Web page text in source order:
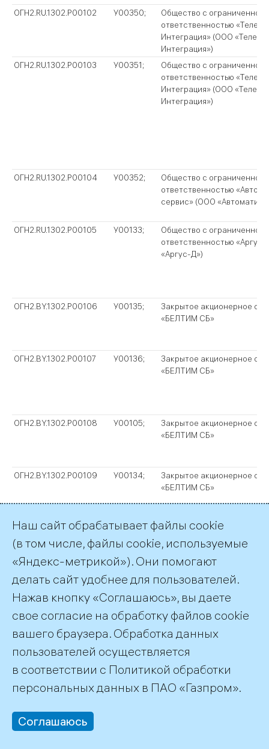
ОГН2.RU.1302.P00102 У00350;
Общество с ограниченной
ответственностью
Интеграция» (ООО
Интеграция»)
ОГН2.RU.1302.P00103
У00351;
Общество с ограниченной
ответственностью
Интеграция» (ООО
Интеграция»)
ОГН2.RU.1302.P00104 У00352;
Общество с ограниченной
ответственностью
сервис» (ООО
ОГН2.RU.1302.P00105 У00133;
Общество с ограниченной
ответственностью
«Аргус-Д»)
ОГН2.BY.1302.P00106 У00135;
Закрытое акционерное
«БЕЛТИМ СБ»
ОГН2.BY.1302.P00107 У00136;
Закрытое акционерное
«БЕЛТИМ СБ»
ОГН2.BY.1302.P00108 У00105;
Закрытое акционерное
«БЕЛТИМ СБ»
ОГН2.BY.1302.P00109 У00134;
Закрытое акционерное
«БЕЛТИМ СБ»
ОГН2.RU.1302.P00110 У00109;
ответственностью
«Монтажсервисстрой»
ОГН2.RU.1302.P00112 У00108;
Общество с ограниченной
ответственностью «ИЦ
Региональные системы»
Наш сайт обрабатывает файлы cookie
(в том числе, файлы cookie, используемые
«Яндекс-метрикой»). Они помогают
делать сайт удобнее для пользователей.
Нажав кнопку «Соглашаюсь», вы даете
свое согласие на обработку файлов cookie
вашего браузера. Обработка данных
пользователей осуществляется
в соответствии с Политикой обработки
персональных данных в ПАО «Газпром».
Соглашаюсь